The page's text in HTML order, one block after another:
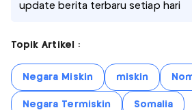
update berita terbaru setiap hari
Topik Artikel :
Negara Miskin miskin
Negara Termiskin Somalia